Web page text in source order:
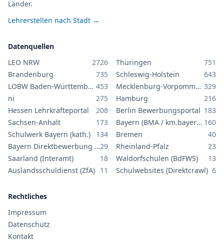
Länder.
Lehrerstellen nach Stadt →
Datenquellen
LEO NRW
2726 Thüringen
751
Brandenburg
735 Schleswig-Holstein
643
LOBW Baden-Württemberg 453 Mecklenburg-Vorpommern 329
ni
275 Hamburg
216
Hessen Lehrkräfteportal
208 Berlin Bewerbungsportal 183
Sachsen-Anhalt
173 Bayern (BMA / km.bayern.de) 160
Schulwerk Bayern (kath.)
134 Bremen
40
Bayern Direktbewerbung GS/MS29 Rheinland-Pfalz
23
Saarland (Interamt)
18 Waldorfschulen (BdFWS)
13
Auslandsschuldienst (ZfA) 11 Schulwebsites (Direktcrawl) 6
Rechtliches
Impressum
Datenschutz
Kontakt